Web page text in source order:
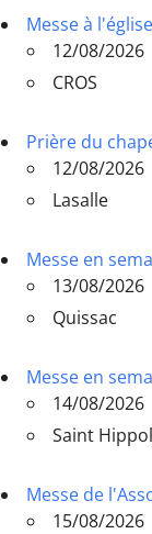
Messe à
12/08/2026
CROS
Prière du
12/08/2026
Lasalle
Messe en
13/08/2026
Quissac
Messe en
14/08/2026
Saint
Messe de
15/08/2026